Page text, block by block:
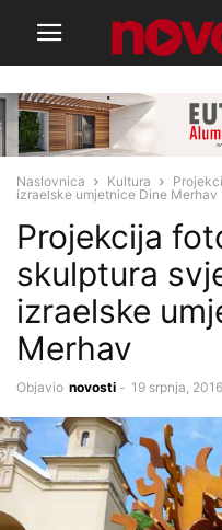
Naslovnica Kultura
izraelske umjetnice Dine Merhav
Projekcija
skulptura
izraelske
Merhav
Objavio novosti - 19 srpnja, 2016